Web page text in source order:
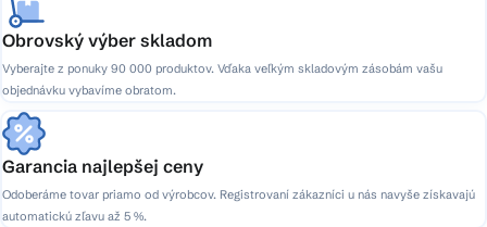
Obrovský výber skladom
Vyberajte z ponuky 90 000 produktov. Vďaka veľkým skladovým zásobám vašu
objednávku vybavíme obratom.
Garancia najlepšej ceny
Odoberáme tovar priamo od výrobcov. Registrovaní zákazníci u nás navyše získavajú
automatickú zľavu až 5 %.